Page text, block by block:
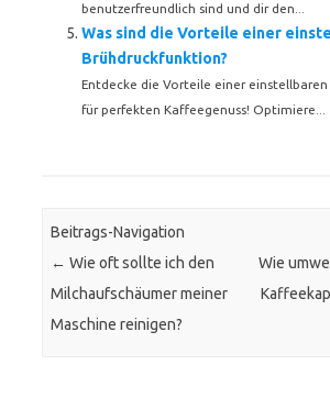
benutzerfreundlich sind und dir den...
Was sind die Vorteile einer
Brühdruckfunktion?
Entdecke die Vorteile einer
für perfekten Kaffeegenuss! Optimiere...
Beitrags-Navigation
← Wie oft sollte ich den
Milchaufschäumer meiner
Maschine reinigen?
Wie